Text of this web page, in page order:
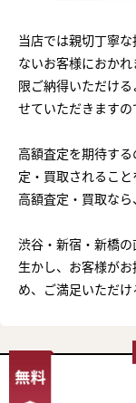
当店では親切丁寧
ないお客様におか
限ご納得いただけ
せていただきますの
高額査定を期待す
定・買取されるこ
高額査定・買取なら
渋谷・新宿・新橋
生かし、お客様が
め、ご満足いただけ